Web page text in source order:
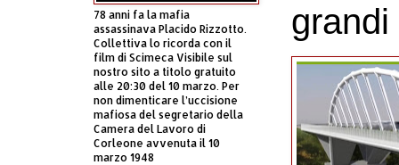
grandi
78 anni fa la mafia
assassinava Placido Rizzotto.
Collettiva lo ricorda con il
film di Scimeca Visibile sul
nostro sito a titolo gratuito
alle 20:30 del 10 marzo. Per
non dimenticare l’uccisione
mafiosa del segretario della
Camera del Lavoro di
Corleone avvenuta il 10
marzo 1948